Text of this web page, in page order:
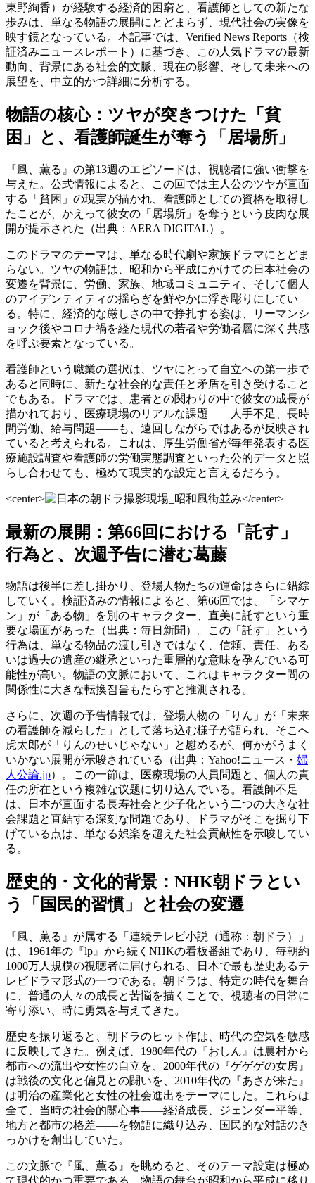
東野絢香）が経験する経済的困窮と、看護師としての新たな
歩みは、単なる物語の展開にとどまらず、現代社会の実像を
映す鏡となっている。本記事では、Verified News Reports（検
証済みニュースレポート）に基づき、この人気ドラマの最新
動向、背景にある社会的文脈、現在の影響、そして未来への
展望を、中立的かつ詳細に分析する。
物語の核心：ツヤが突きつけた「貧
困」と、看護師誕生が奪う「居場所」
『風、薫る』の第13週のエピソードは、視聴者に強い衝撃を
与えた。公式情報によると、この回では主人公のツヤが直面
する「貧困」の現実が描かれ、看護師としての資格を取得し
たことが、かえって彼女の「居場所」を奪うという皮肉な展
開が提示された（出典：AERA DIGITAL）。
このドラマのテーマは、単なる時代劇や家族ドラマにとどま
らない。ツヤの物語は、昭和から平成にかけての日本社会の
変遷を背景に、労働、家族、地域コミュニティ、そして個人
のアイデンティティの揺らぎを鮮やかに浮き彫りにしてい
る。特に、経済的な厳しさの中で挣扎する姿は、リーマンシ
ョック後やコロナ禍を経た現代の若者や労働者層に深く共感
を呼ぶ要素となっている。
看護師という職業の選択は、ツヤにとって自立への第一歩で
あると同時に、新たな社会的な責任と矛盾を引き受けること
でもある。ドラマでは、患者との関わりの中で彼女の成長が
描かれており、医療現場のリアルな課題——人手不足、長時
間労働、給与問題——も、遠回しながらではあるが反映され
ていると考えられる。これは、厚生労働省が毎年発表する医
療施設調査や看護師の労働実態調査といった公的データと照
らし合わせても、極めて現実的な設定と言えるだろう。
<center> </center>
最新の展開：第66回における「託す」
行為と、次週予告に潜む葛藤
物語は後半に差し掛かり、登場人物たちの運命はさらに錯綜
していく。検証済みの情報によると、第66回では、「シマケ
ン」が「ある物」を別のキャラクター、直美に託すという重
要な場面があった（出典：毎日新聞）。この「託す」という
行為は、単なる物品の渡し引きではなく、信頼、責任、ある
いは過去の遺産の継承といった重層的な意味を孕んでいる可
能性が高い。物語の文脈において、これはキャラクター間の
関係性に大きな転換점을もたらすと推測される。
さらに、次週の予告情報では、登場人物の「りん」が「未来
の看護師を減らした」として落ち込む様子が語られ、そこへ
虎太郎が「りんのせいじゃない」と慰めるが、何かがうまく
いかない展開が示唆されている（出典：Yahoo!ニュース・ 婦
人公論.jp）。この一節は、医療現場の人員問題と、個人の責
任の所在という複雑な议题に切り込んでいる。看護師不足
は、日本が直面する長寿社会と少子化という二つの大きな社
会課題と直結する深刻な問題であり、ドラマがそこを掘り下
げている点は、単なる娯楽を超えた社会貢献性を示唆してい
る。
歴史的・文化的背景：NHK朝ドラとい
う「国民的習慣」と社会の変遷
『風、薫る』が属する「連続テレビ小説（通称：朝ドラ）」
は、1961年の『lp』から続くNHKの看板番組であり、毎朝約
1000万人規模の視聴者に届けられる、日本で最も歴史あるテ
レビドラマ形式の一つである。朝ドラは、特定の時代を舞台
に、普通の人々の成長と苦悩を描くことで、視聴者の日常に
寄り添い、時に勇気を与えてきた。
歴史を振り返ると、朝ドラのヒット作は、時代の空気を敏感
に反映してきた。例えば、1980年代の『おしん』は農村から
都市への流出や女性の自立を、2000年代の『ゲゲゲの女房』
は戦後の文化と偏見との闘いを、2010年代の『あさが来た』
は明治の産業化と女性の社会進出をテーマにした。これらは
全て、当時の社会的關心事——経済成長、ジェンダー平等、
地方と都市の格差——を物語に織り込み、国民的な対話のき
っかけを創出していた。
この文脈で『風、薫る』を眺めると、そのテーマ設定は極め